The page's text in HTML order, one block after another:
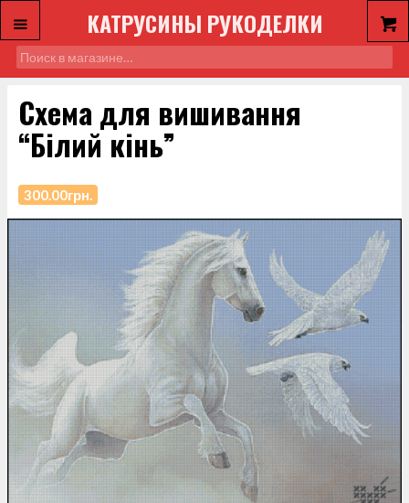
КАТРУСИНЫ РУКОДЕЛКИ
Схема для вишивання
“Білий кінь”
300.00грн.